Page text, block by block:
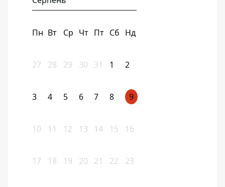
Пн Вт Ср Чт Пт Сб Нд
27 28 29 30 31 1 2
3 4 5 6 7 8 9
10 11 12 13 14 15 16
17 18 19 20 21 22 23